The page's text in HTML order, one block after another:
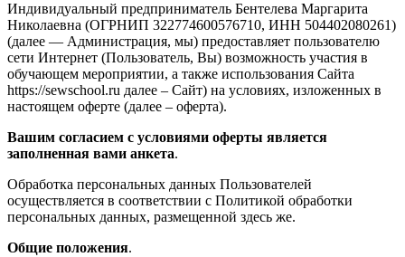
Индивидуальный предприниматель Бентелева Маргарита
Николаевна (ОГРНИП 322774600576710, ИНН 504402080261)
(далее — Администрация, мы) предоставляет пользователю
сети Интернет (Пользователь, Вы) возможность участия в
обучающем мероприятии, а также использования Сайта
https://sewschool.ru далее – Сайт) на условиях, изложенных в
настоящем оферте (далее – оферта).
Вашим согласием с условиями оферты является
заполненная вами анкета.
Обработка персональных данных Пользователей
осуществляется в соответствии с Политикой обработки
персональных данных, размещенной здесь же.
Общие положения.